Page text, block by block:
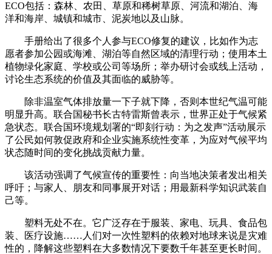
ECO包括：森林、农田、草原和稀树草原、河流和湖泊、海
洋和海岸、城镇和城市、泥炭地以及山脉。
手册给出了很多个人参与ECO修复的建议，比如作为志
愿者参加公园或海滩、湖泊等自然区域的清理行动；使用本土
植物绿化家庭、学校或公司等场所；举办研讨会或线上活动，
讨论生态系统的价值及其面临的威胁等。
除非温室气体排放量一下子就下降，否则本世纪气温可能
明显升高。联合国秘书长古特雷斯曾表示，世界正处于气候紧
急状态。联合国环境规划署的“即刻行动：为之发声”活动展示
了公民如何敦促政府和企业实施系统性变革，为应对气候平均
状态随时间的变化挑战贡献力量。
该活动强调了气候宣传的重要性：向当地决策者发出相关
呼吁；与家人、朋友和同事展开对话；用最新科学知识武装自
己等。
塑料无处不在。它广泛存在于服装、家电、玩具、食品包
装、医疗设施……人们对一次性塑料的依赖对地球来说是灾难
性的，降解这些塑料在大多数情况下要数千年甚至更长时间。